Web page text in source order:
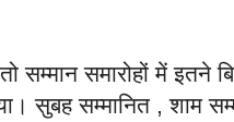
समारोहों में इतने
सुबह सम्मानित , शाम